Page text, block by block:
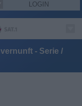
LOGIN
- Serie /